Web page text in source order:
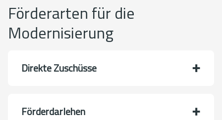
Förderarten für die
Modernisierung
Direkte Zuschüsse
Förderdarlehen